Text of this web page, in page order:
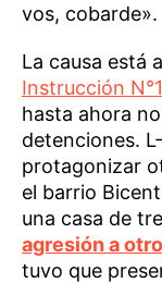
vos, cobarde».
La causa está
Instrucción
hasta ahora
detenciones.
protagonizar
el barrio
una casa de
agresión a
tuvo que